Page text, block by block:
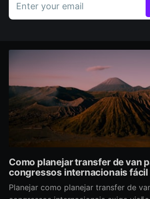
Enter your email
Como planejar transfer de van
congressos internacionais fácil
Planejar como planejar transfer de